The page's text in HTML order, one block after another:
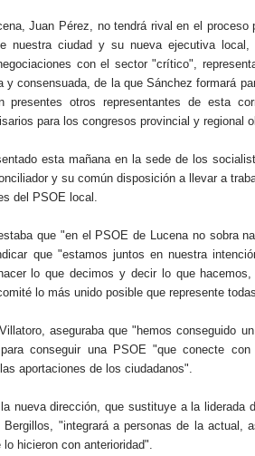
Juan Pérez, no tendrá rival en el
nuestra ciudad y su nueva ejecutiva
con el sector "crítico",
y consensuada, de la que Sánchez formará
presentes otros representantes de esta
para los congresos provincial y regional
esta mañana en la sede de los
y su común disposición a llevar a
del PSOE local.
que "en el PSOE de Lucena no sobra
que "estamos juntos en nuestra
lo que decimos y decir lo que
lo más unido posible que represente
aseguraba que "hemos conseguido
conseguir una PSOE "que conecte
aportaciones de los ciudadanos".
nueva dirección, que sustituye a la liderada
"integrará a personas de la actual,
hicieron con anterioridad".